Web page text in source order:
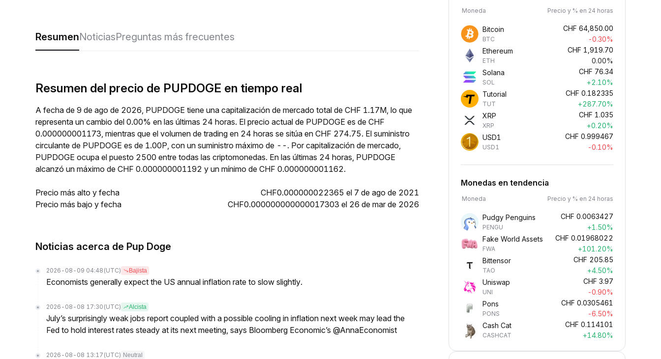
ResumenNoticiasPreguntas más frecuentes
Resumen del precio de PUPDOGE en tiempo real
A fecha de 9 de ago de 2026, PUPDOGE tiene una capitalización de mercado total de CHF 1.17M, lo que
representa un cambio del 0.00% en las últimas 24 horas. El precio actual de PUPDOGE es de CHF
0.000000001173, mientras que el volumen de trading en 24 horas se sitúa en CHF 274.75. El suministro
circulante de PUPDOGE es de 1.00P, con un suministro máximo de --. Por capitalización de mercado,
PUPDOGE ocupa el puesto 2500 entre todas las criptomonedas. En las últimas 24 horas, PUPDOGE
alcanzó un máximo de CHF 0.000000001192 y un mínimo de CHF 0.000000001162.
Precio más alto y fecha
CHF0.000000022365 el 7 de ago de 2021
Precio más bajo y fecha
CHF0.000000000000017303 el 26 de mar de 2026
Noticias acerca de Pup Doge
2026-08-09 04:48 (UTC) Bajista
Economists generally expect the US annual inflation rate to slow slightly.
2026-08-08 17:30 (UTC) Alcista
July’s surprisingly weak jobs report coupled with a possible cooling in inflation next week may lead the
Fed to hold interest rates steady at its next meeting, says Bloomberg Economic’s @AnnaEconomist
2026-08-08 13:17 (UTC) Neutral
Moneda Precio y % en 24 horas
Bitcoin
BTC
CHF 64,850.00
-0.30%
Ethereum
ETH
CHF 1,919.70
0.00%
Solana
SOL
CHF 76.34
+2.10%
Tutorial
TUT
CHF 0.182335
+287.70%
XRP
XRP
CHF 1.035
+0.20%
USD1
USD1
CHF 0.999467
-0.10%
Monedas en tendencia
Moneda Precio y % en 24 horas
Pudgy Penguins
PENGU
CHF 0.0063427
+1.50%
Fake World Assets
FWA
CHF 0.01968022
+101.20%
Bittensor
TAO
CHF 205.85
+4.50%
Uniswap
UNI
CHF 3.97
-0.90%
Pons
PONS
CHF 0.0305461
-6.50%
Cash Cat
CASHCAT
CHF 0.114101
+14.80%